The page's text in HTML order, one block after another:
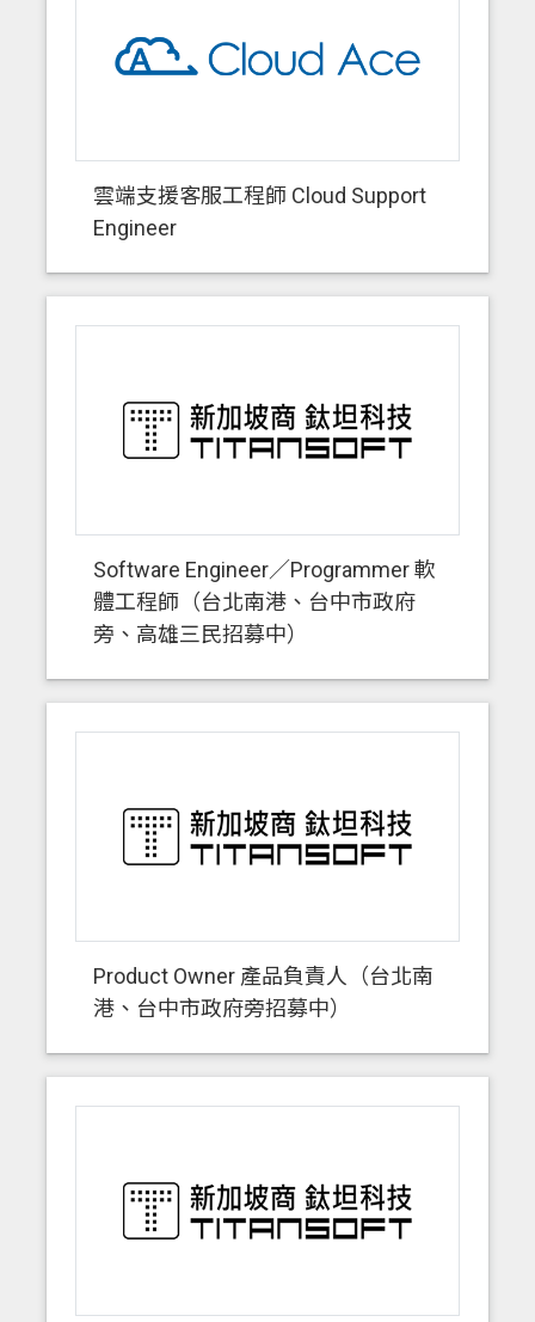
雲端支援客服工程師 Cloud Support
Engineer
Software Engineer／Programmer 軟
體工程師（台北南港、台中市政府
旁、高雄三民招募中）
Product Owner 產品負責人（台北南
港、台中市政府旁招募中）